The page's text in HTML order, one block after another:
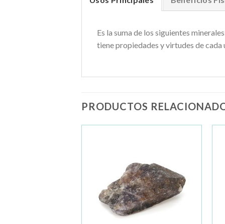
Es la suma de los siguientes
tiene propiedades y virtudes de
PRODUCTOS
deseos